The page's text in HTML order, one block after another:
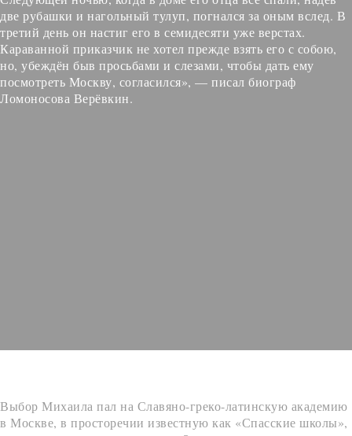
две рубашки и нагольный тулуп, погнался за оным вслед. В
третий день он настиг его в семидесяти уже верстах.
Караванной приказчик не хотел прежде взять его с собою,
но, убеждён быв просьбами и слезами, чтобы дать ему
посмотреть Москву, согласился», — писал биограф
Ломоносова Верёвкин.
Выбор Михаила пал на Славяно-греко-латинскую академию
в Москве, в просторечии известную как «Спасские школы»,